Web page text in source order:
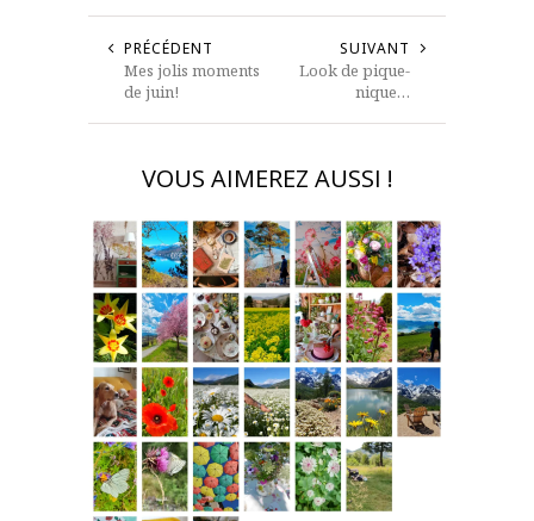
PRÉCÉDENT
Mes jolis moments
de juin!
SUIVANT
Look de pique-
nique…
VOUS AIMEREZ AUSSI !